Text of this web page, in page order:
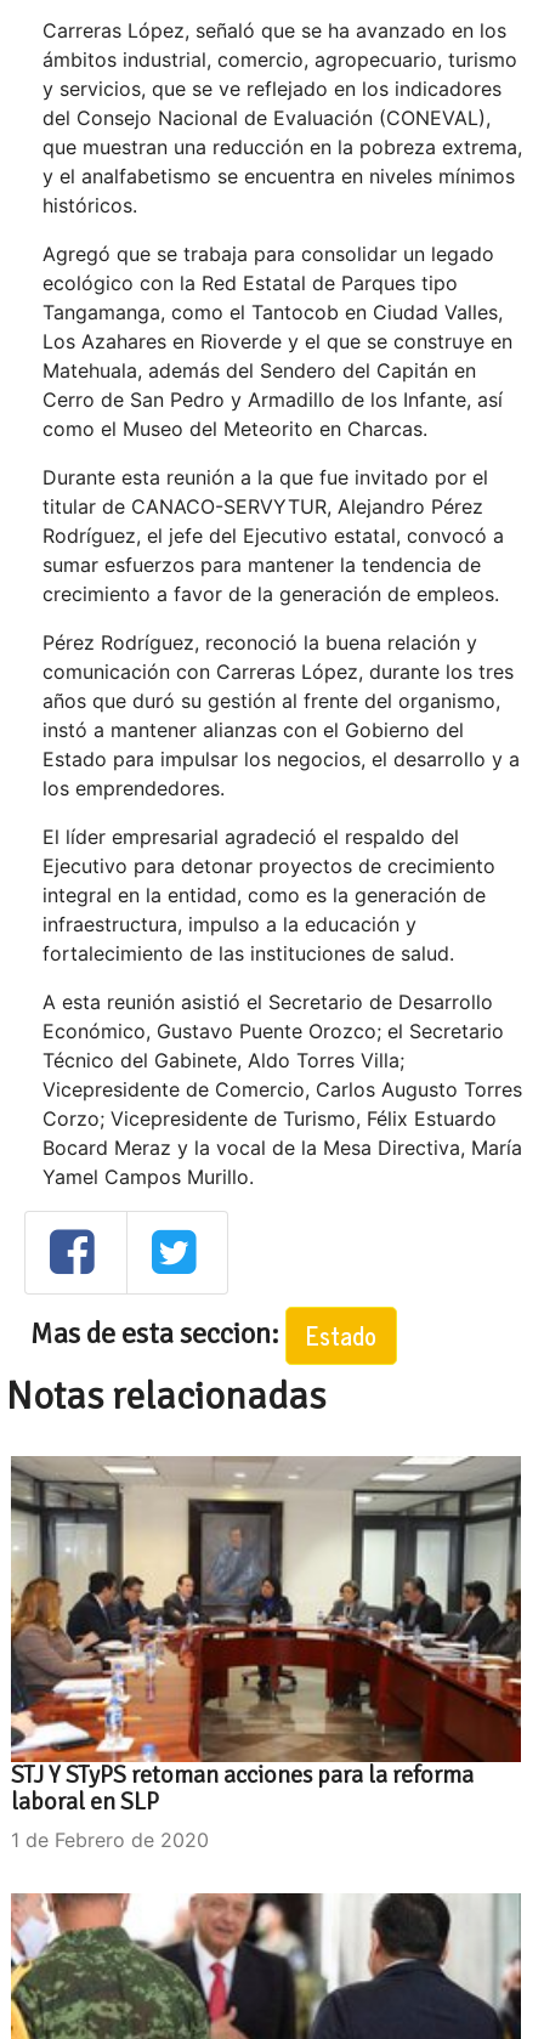
Carreras López, señaló que se ha avanzado en los
ámbitos industrial, comercio, agropecuario, turismo
y servicios, que se ve reflejado en los indicadores
del Consejo Nacional de Evaluación (CONEVAL),
que muestran una reducción en la pobreza extrema,
y el analfabetismo se encuentra en niveles mínimos
históricos.
Agregó que se trabaja para consolidar un legado
ecológico con la Red Estatal de Parques tipo
Tangamanga, como el Tantocob en Ciudad Valles,
Los Azahares en Rioverde y el que se construye en
Matehuala, además del Sendero del Capitán en
Cerro de San Pedro y Armadillo de los Infante, así
como el Museo del Meteorito en Charcas.
Durante esta reunión a la que fue invitado por el
titular de CANACO-SERVYTUR, Alejandro Pérez
Rodríguez, el jefe del Ejecutivo estatal, convocó a
sumar esfuerzos para mantener la tendencia de
crecimiento a favor de la generación de empleos.
Pérez Rodríguez, reconoció la buena relación y
comunicación con Carreras López, durante los tres
años que duró su gestión al frente del organismo,
instó a mantener alianzas con el Gobierno del
Estado para impulsar los negocios, el desarrollo y a
los emprendedores.
El líder empresarial agradeció el respaldo del
Ejecutivo para detonar proyectos de crecimiento
integral en la entidad, como es la generación de
infraestructura, impulso a la educación y
fortalecimiento de las instituciones de salud.
A esta reunión asistió el Secretario de Desarrollo
Económico, Gustavo Puente Orozco; el Secretario
Técnico del Gabinete, Aldo Torres Villa;
Vicepresidente de Comercio, Carlos Augusto Torres
Corzo; Vicepresidente de Turismo, Félix Estuardo
Bocard Meraz y la vocal de la Mesa Directiva, María
Yamel Campos Murillo.
Mas de esta seccion: Estado
Notas relacionadas
STJ Y STyPS retoman acciones para la reforma
laboral en SLP
1 de Febrero de 2020